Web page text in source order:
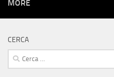
MORE
CERCA
Cerca: